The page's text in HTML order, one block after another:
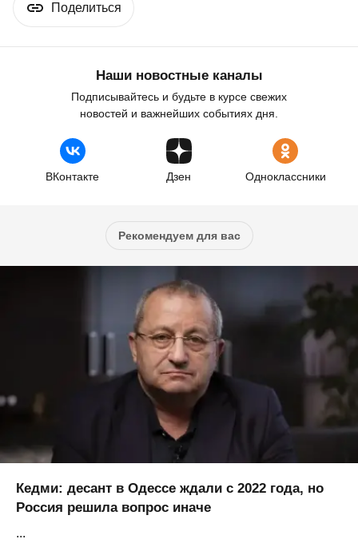
Поделиться
Наши новостные каналы
Подписывайтесь и будьте в курсе свежих
новостей и важнейших событиях дня.
ВКонтакте Дзен Одноклассники
Рекомендуем для вас
Кедми: десант в Одессе ждали с 2022 года, но
Россия решила вопрос иначе
...